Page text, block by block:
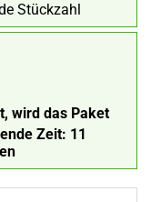
Stückzahl
wird das Paket
Zeit: 11